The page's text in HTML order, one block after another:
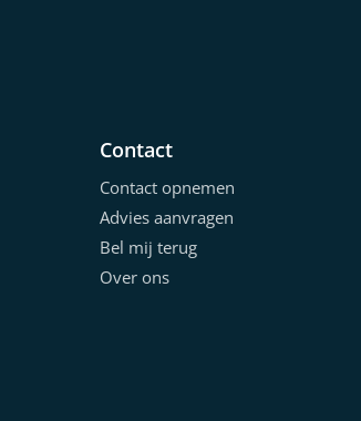
Contact
Contact opnemen
Advies aanvragen
Bel mij terug
Over ons